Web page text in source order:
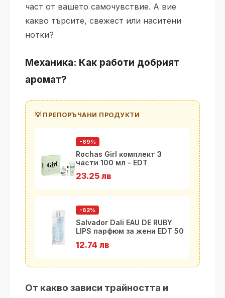
част от вашето самочувствие. А вие
какво търсите, свежест или наситени
нотки?
Механика: Как работи добрият
аромат?
💡 ПРЕПОРЪЧАНИ ПРОДУКТИ
-69%
Rochas Girl комплект 3
части 100 мл - EDT
23.25 лв
-62%
Salvador Dali EAU DE RUBY
LIPS парфюм за жени EDT 50
12.74 лв
От какво зависи трайността и